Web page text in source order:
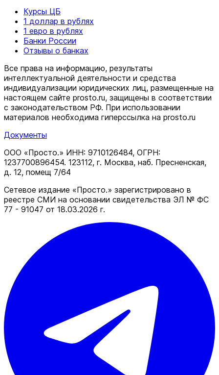
Курсы ЦБ
1 доллар в рублях
1 евро в рублях
Банки России
Отзывы о банках
Все права на информацию, результаты
интеллектуальной деятельности и средства
индивидуализации юридических лиц, размещенные на
настоящем сайте prosto.ru, защищены в соответствии
c законодательством РФ. При использовании
материалов необходима гиперссылка на prosto.ru
Документы
ООО «Просто.» ИНН: 9710126484, ОГРН:
1237700896454. 123112, г. Москва, наб. Пресненская,
д. 12, помещ 7/64
Сетевое издание «Просто.» зарегистрировано в
реестре СМИ на основании свидетельства ЭЛ № ФС
77 - 91047 от 18.03.2026 г.